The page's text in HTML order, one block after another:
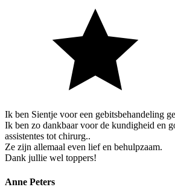
Ik ben Sientje voor een gebitsbehandeling
Ik ben zo dankbaar voor de kundigheid en
assistentes tot chirurg..
Ze zijn allemaal even lief en behulpzaam.
Dank jullie wel toppers!
Anne Peters